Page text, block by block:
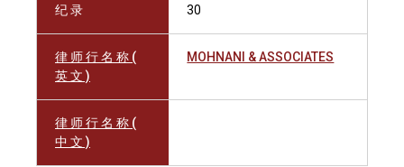
纪 录 30
律 师 行 名 称 (
英 文 )
MOHNANI & ASSOCIATES
律 师 行 名 称 (
中 文 )